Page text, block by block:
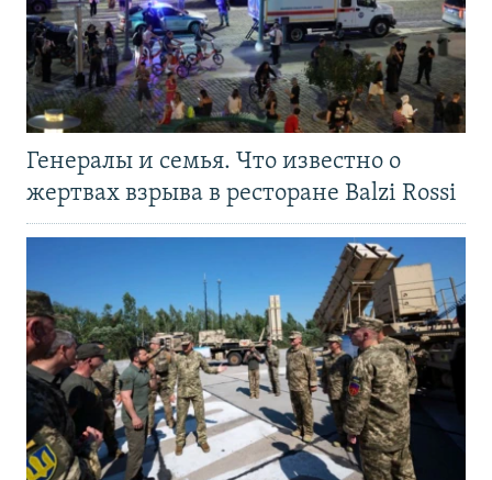
Генералы и семья. Что известно о
жертвах взрыва в ресторане Balzi Rossi